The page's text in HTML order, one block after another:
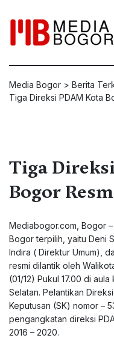
Media Bogor > Berita
Tiga Direksi PDAM Kota
Tiga
Bogor
Mediabogor.com, Bogor
Bogor terpilih, yaitu Deni
Indira ( Direktur Umum),
resmi dilantik oleh
(01/12) Pukul 17.00 di
Selatan. Pelantikan
Keputusan (SK) nomor –
pengangkatan direksi
2016 – 2020.